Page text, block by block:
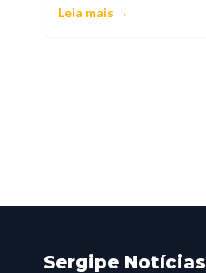
Leia mais →
Sergipe Notícias